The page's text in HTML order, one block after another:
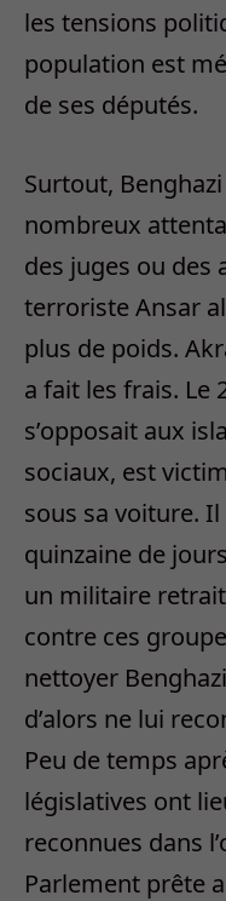
les tensions
population est
de ses députés.
Surtout,
nombreux
des juges ou des
terroriste Ansar
plus de poids.
a fait les frais. Le
s’opposait aux
sociaux, est
sous sa voiture.
quinzaine de
un militaire
contre ces
nettoyer
d’alors ne lui
Peu de temps
législatives ont
reconnues dans
Parlement prête